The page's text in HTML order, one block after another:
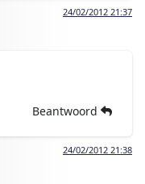
24/02/2012 21:37
Beantwoord
24/02/2012 21:38